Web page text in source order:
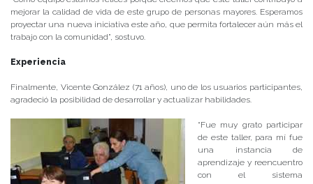
mejorar la calidad de vida de este grupo de personas mayores. Esperamos
proyectar una nueva iniciativa este año, que permita fortalecer aún más el
trabajo con la comunidad”, sostuvo.
Experiencia
Finalmente, Vicente González (71 años), uno de los usuarios participantes,
agradeció la posibilidad de desarrollar y actualizar habilidades.
“Fue muy grato participar
de este taller, para mí fue
una instancia de
aprendizaje y reencuentro
con el sistema